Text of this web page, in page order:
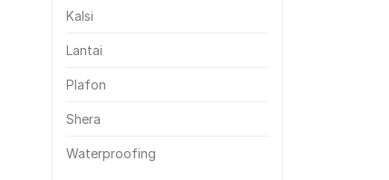
Kalsi
Lantai
Plafon
Shera
Waterproofing